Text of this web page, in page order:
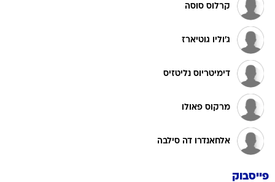
קרלוס סוסה
ג'וליו גוטיארז
דימיטריוס נליטזיס
מרקוס פאולו
אלחאנדרו דה סילבה
פייסבוק